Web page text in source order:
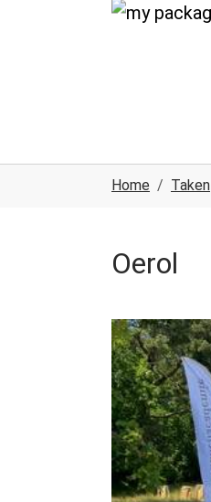
Spring naar hoofd-inhoud
Skip to page footer
Home Taken
Oerol